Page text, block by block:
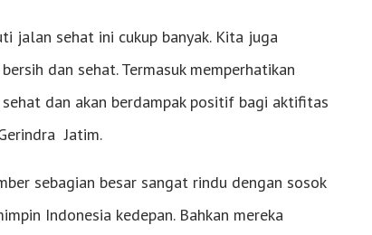
jalan sehat ini cukup banyak. Kita juga
dan sehat. Termasuk memperhatikan
dan akan berdampak positif bagi aktifitas
Jatim.
sebagian besar sangat rindu dengan sosok
Indonesia kedepan. Bahkan mereka